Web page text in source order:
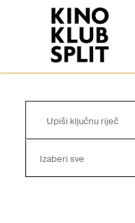
Izaberi sve